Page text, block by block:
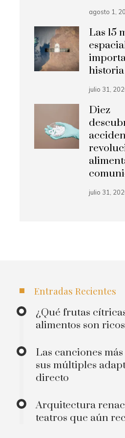
agosto 1,
Las 15
historia
julio 31,
Diez
julio 31,
Entradas Recientes
¿Qué frutas
alimentos son
Las canciones
sus múltiples
directo
Arquitectura
teatros que aún